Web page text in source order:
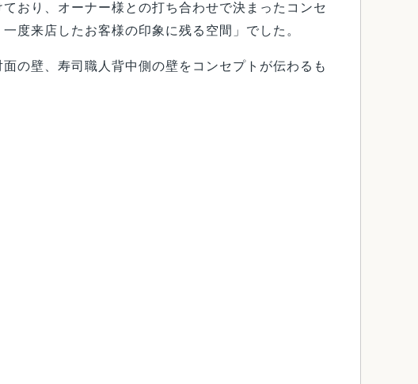
おり、オーナー様との打ち合わせで決まったコンセ
度来店したお客様の印象に残る空間」でした。
の壁、寿司職人背中側の壁をコンセプトが伝わるも